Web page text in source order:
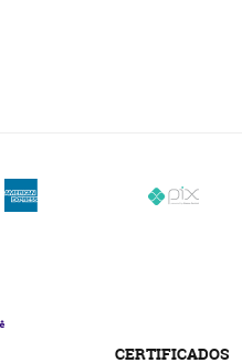
CERTIFICADOS